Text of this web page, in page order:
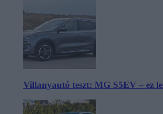
Villanyautó teszt: MG S5EV – ez